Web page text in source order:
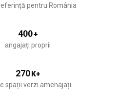
pentru România
400+
angajați proprii
270K+
spații verzi amenajați